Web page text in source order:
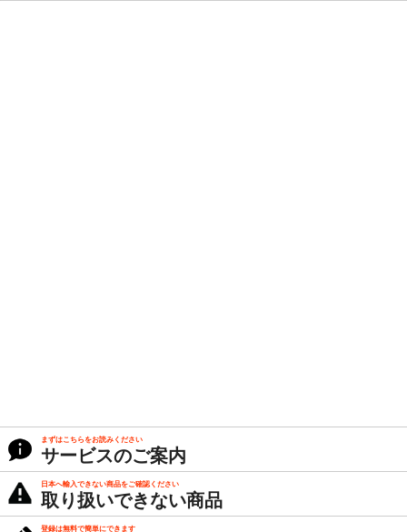
まずはこちらをお読みください
サービスのご案内
日本へ輸入できない商品をご確認ください
取り扱いできない商品
登録は無料で簡単にできます